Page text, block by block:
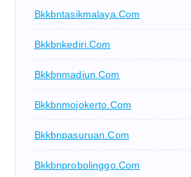
Bkkbntasikmalaya.com
Bkkbnkediri.com
Bkkbnmadiun.com
Bkkbnmojokerto.com
Bkkbnpasuruan.com
Bkkbnprobolinggo.com